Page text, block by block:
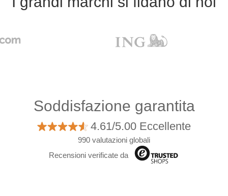
Soddisfazione garantita
4.61/5.00 Eccellente
990 valutazioni globali
Recensioni verificate da